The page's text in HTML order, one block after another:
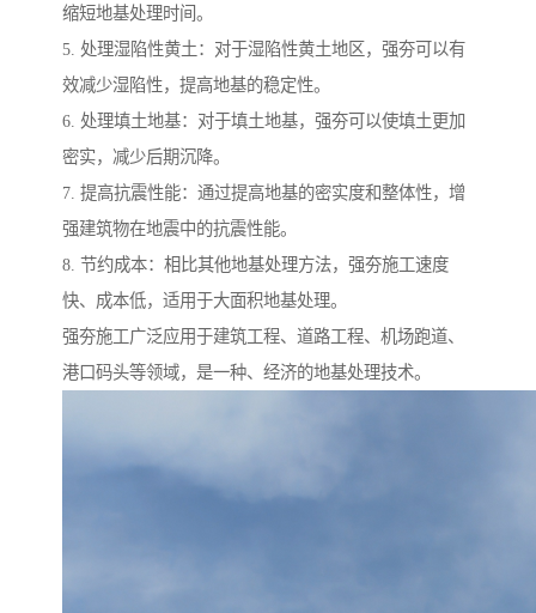
缩短地基处理时间。
5. 处理湿陷性黄土：对于湿陷性黄土地区，强夯可以有
效减少湿陷性，提高地基的稳定性。
6. 处理填土地基：对于填土地基，强夯可以使填土更加
密实，减少后期沉降。
7. 提高抗震性能：通过提高地基的密实度和整体性，增
强建筑物在地震中的抗震性能。
8. 节约成本：相比其他地基处理方法，强夯施工速度
快、成本低，适用于大面积地基处理。
强夯施工广泛应用于建筑工程、道路工程、机场跑道、
港口码头等领域，是一种、经济的地基处理技术。